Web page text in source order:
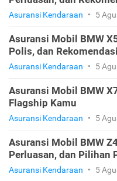
Asuransi Kendaraan • 5
Asuransi Mobil BMW
Polis, dan
Asuransi Kendaraan • 5
Asuransi Mobil BMW
Flagship Kamu
Asuransi Kendaraan • 5
Asuransi Mobil BMW
Perluasan, dan Pilihan
Asuransi Kendaraan • 5